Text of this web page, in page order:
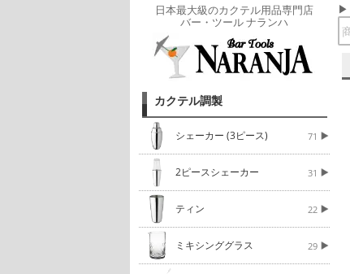
日本最大級のカクテル用品専門店
バー・ツール ナランハ
カクテル調製
シェーカー (3ピース) 71
2ピースシェーカー 31
ティン 22
ミキシンググラス 29